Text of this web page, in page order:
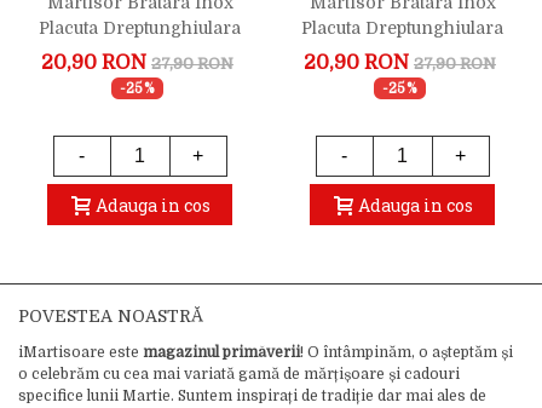
Placuta Dreptunghiulara
Argintie Draga Invatatoare
Trifoi
20,90 RON 27,90 RON
-25%
- +
Adauga in cos
Placuta Dreptunghiulara
Aurie Draga Invatatoare
Trifoi
20,90 RON 27,90 RON
-25%
- +
Adauga in cos
POVESTEA NOASTRĂ
iMartisoare este magazinul primăverii! O întâmpinăm, o așteptăm și
o celebrăm cu cea mai variată gamă de mărțișoare și cadouri
specifice lunii Martie. Suntem inspirați de tradiție dar mai ales de